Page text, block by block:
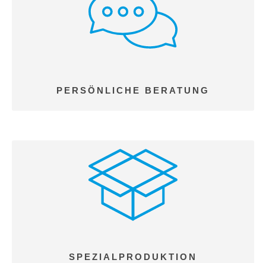
PERSÖNLICHE BERATUNG
SPEZIALPRODUKTION